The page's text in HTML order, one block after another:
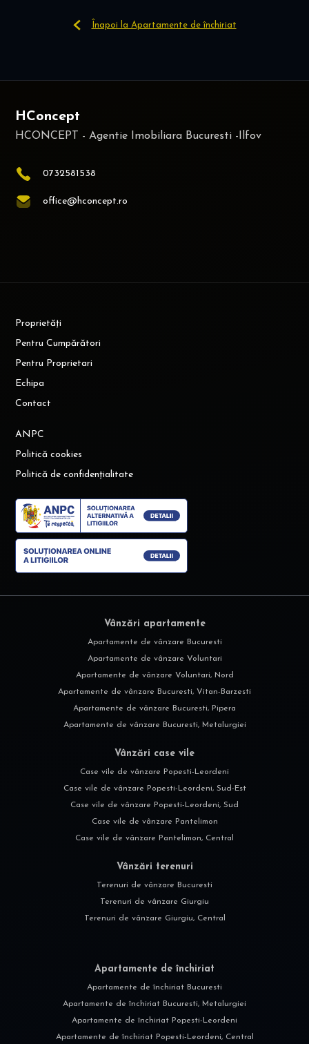
Înapoi la Apartamente de închiriat
HConcept
0732581538
office@hconcept.ro
Proprietăți
Pentru Cumpărători
Pentru Proprietari
Echipa
Contact
ANPC
Politică cookies
Politică de confidențialitate
Vânzări apartamente
Apartamente de vânzare Bucuresti
Apartamente de vânzare Voluntari
Apartamente de vânzare Voluntari, Nord
Apartamente de vânzare Bucuresti, Vitan-Barzesti
Apartamente de vânzare Bucuresti, Pipera
Apartamente de vânzare Bucuresti, Metalurgiei
Vânzări case vile
Case vile de vânzare Popesti-Leordeni
Case vile de vânzare Popesti-Leordeni, Sud-Est
Case vile de vânzare Popesti-Leordeni, Sud
Case vile de vânzare Pantelimon
Case vile de vânzare Pantelimon, Central
Vânzări terenuri
Terenuri de vânzare Bucuresti
Terenuri de vânzare Giurgiu
Terenuri de vânzare Giurgiu, Central
Apartamente de închiriat
Apartamente de închiriat Bucuresti
Apartamente de închiriat Bucuresti, Metalurgiei
Apartamente de închiriat Popesti-Leordeni
Apartamente de închiriat Popesti-Leordeni, Central